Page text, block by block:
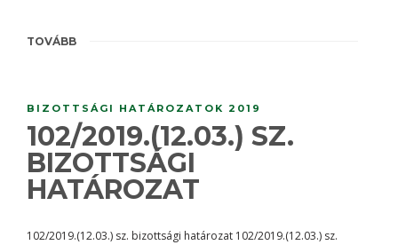
TOVÁBB
BIZOTTSÁGI HATÁROZATOK 2019
102/2019.(12.03.) SZ.
BIZOTTSÁGI
HATÁROZAT
102/2019.(12.03.) sz. bizottsági határozat 102/2019.(12.03.) sz.